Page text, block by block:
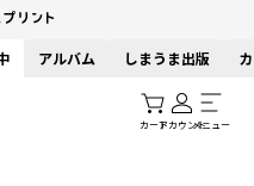
アルバム しまうま出版
カートアカウントメニュー